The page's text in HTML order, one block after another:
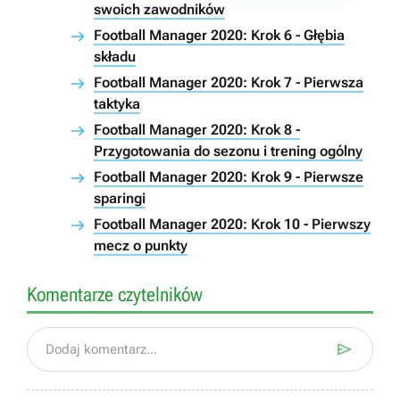
swoich zawodników
Football Manager 2020: Krok 6 - Głębia
składu
Football Manager 2020: Krok 7 - Pierwsza
taktyka
Football Manager 2020: Krok 8 -
Przygotowania do sezonu i trening ogólny
Football Manager 2020: Krok 9 - Pierwsze
sparingi
Football Manager 2020: Krok 10 - Pierwszy
mecz o punkty
Komentarze czytelników
Dodaj komentarz... 